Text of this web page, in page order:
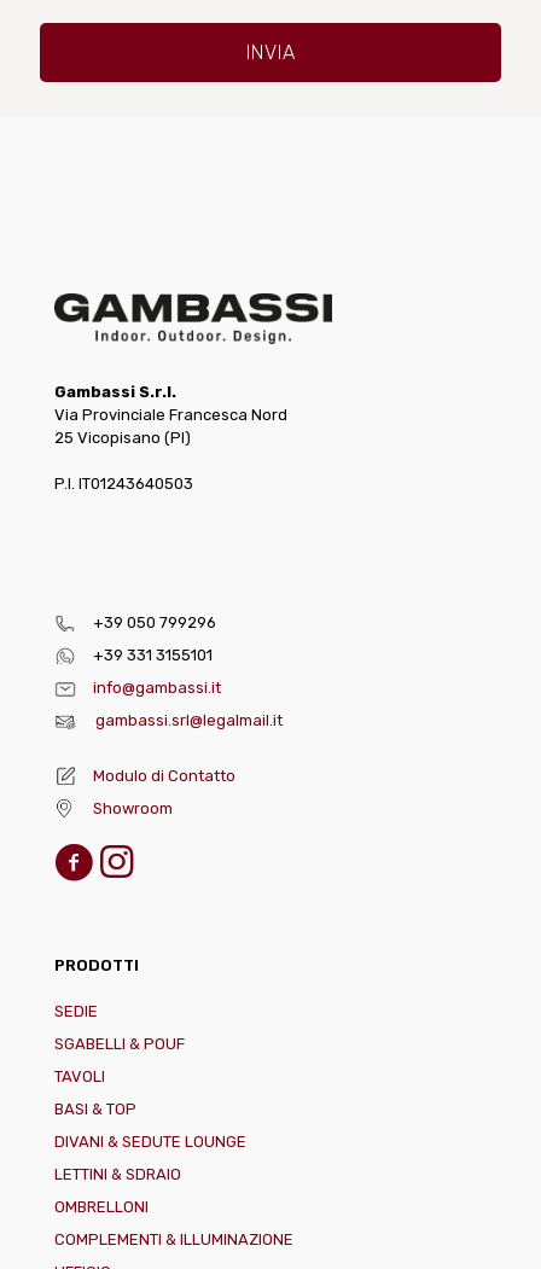
Gambassi S.r.l.
Via Provinciale Francesca Nord
25 Vicopisano (PI)
P.I. IT01243640503
+39 050 799296
+39 331 3155101
info@gambassi.it
gambassi.srl@legalmail.it
Modulo di Contatto
Showroom
PRODOTTI
SEDIE
SGABELLI & POUF
TAVOLI
BASI & TOP
DIVANI & SEDUTE LOUNGE
LETTINI & SDRAIO
OMBRELLONI
COMPLEMENTI & ILLUMINAZIONE